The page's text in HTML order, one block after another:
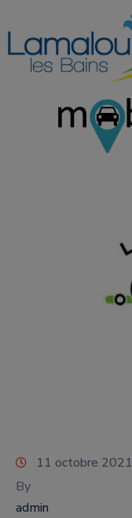
11 octobre 2021
By
admin